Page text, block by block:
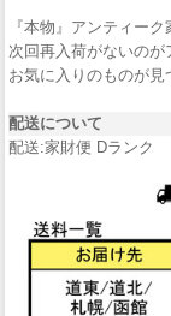
『本物』アンティー
次回再入荷がないのが
お気に入りのものが
配送について
配送:家財便 Dランク